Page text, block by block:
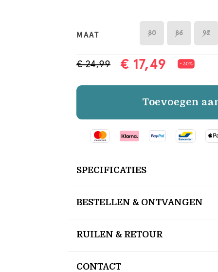
MAAT 80 86 92
€ 24,99 € 17,49 - 30%
Toevoegen
SPECIFICATIES
BESTELLEN & ONTVANGEN
RUILEN & RETOUR
CONTACT